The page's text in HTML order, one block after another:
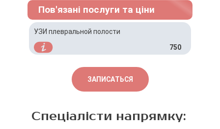
Пов'язані послуги та ціни
УЗИ плевральной полости
750
ЗАПИСАТЬСЯ
Спеціалісти напрямку: